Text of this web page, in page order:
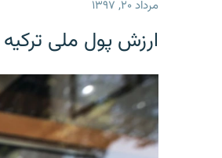
مرداد ۲۰, ۱۳۹۷
ارزش پول ملی ترکیه در